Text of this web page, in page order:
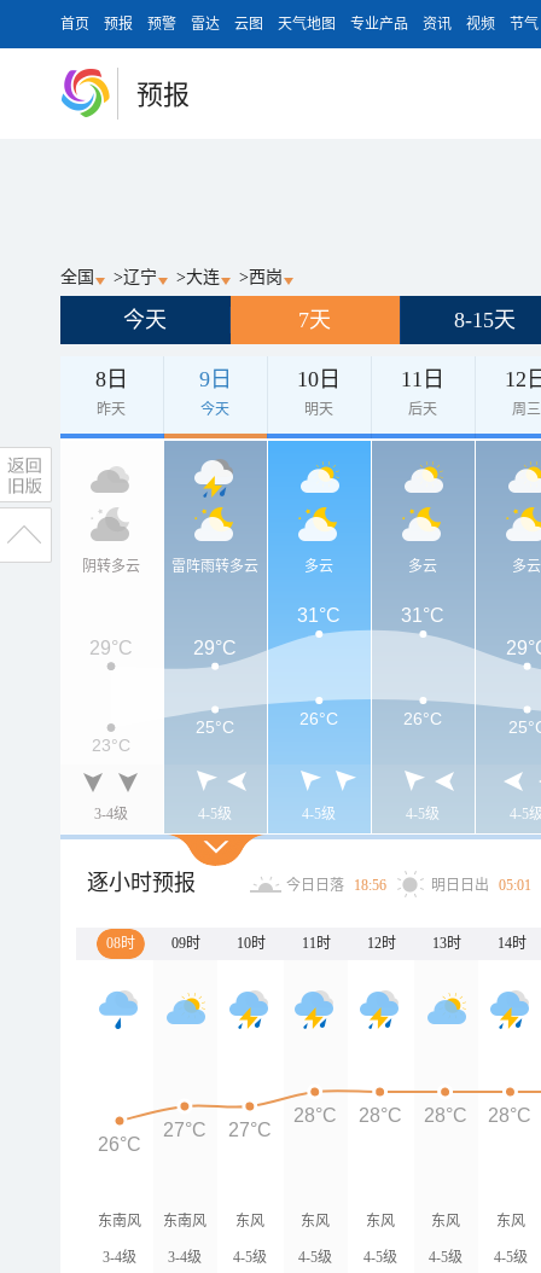
首页 预报 预警 雷达 云图 天气地图 专业产品 资讯 视频 节气
预报
全国 >辽宁 >大连 >西岗
今天 7天 8-15天
8日
昨天
9日
今天
10日
明天
11日
后天
12
周三
阴转多云
3-4级
雷阵雨转多云
4-5级
多云
4-5级
多云
4-5级
多云
4-5
29°C 29°C
31°C 31°C
23°C
25°C 26°C 26°C
逐小时预报 今日日落 18:56 明日日出 05:01
08时 09时 10时 11时 12时 13时 14时
东南风
3-4级
东南风
3-4级
东风
4-5级
东风
4-5级
东风
4-5级
东风
4-5级
东风
4-5级
26°C
27°C 27°C
28°C 28°C 28°C 28°C